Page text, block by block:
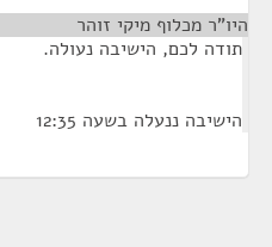
היו"ר מכלוף מיקי זוהר
תודה לכם, הישיבה נעולה.
הישיבה ננעלה בשעה 12:35